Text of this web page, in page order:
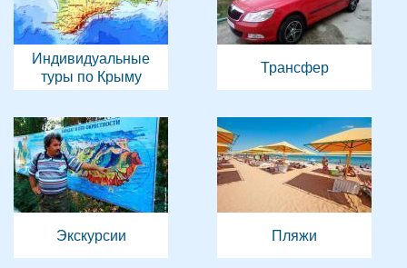
Индивидуальные
туры по Крыму
Трансфер
Экскурсии Пляжи